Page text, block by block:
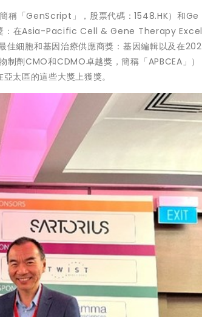
「GenScript」，股票代碼：1548.HK）和Ge
：在Asia-Pacific Cell & Gene Therapy Excel
細胞和基因治療供應商獎：基因編輯以及在202
CMO和CDMO卓越獎，簡稱「APBCEA」）
太區的這些大獎上獲獎。